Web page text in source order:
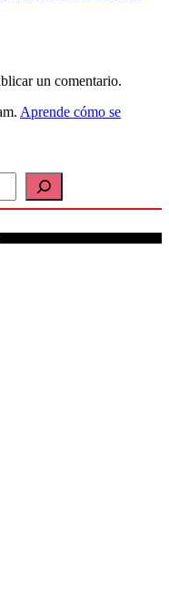
un comentario.
Aprende cómo se